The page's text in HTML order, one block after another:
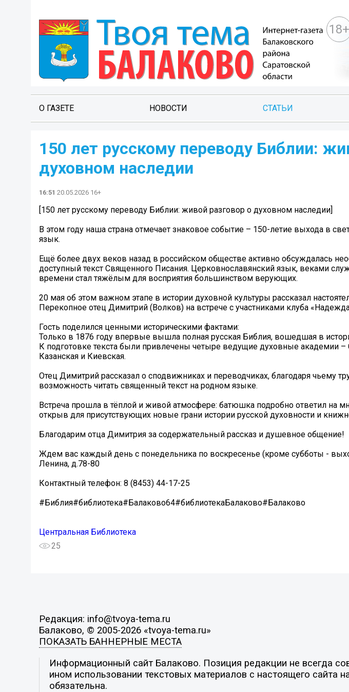
18+
О ГАЗЕТЕ НОВОСТИ СТАТЬИ
150 лет русскому переводу Библии:
духовном наследии
16:51 20.05.2026 16+
[150 лет русскому переводу Библии: живой разговор о духовном наследии]
В этом году наша страна отмечает знаковое событие – 150-летие выхода в
язык.
Ещё более двух веков назад в российском обществе активно обсуждалась
доступный текст Священного Писания. Церковнославянский язык, веками
времени стал тяжёлым для восприятия большинством верующих.
20 мая об этом важном этапе в истории духовной культуры рассказал
Перекопное отец Димитрий (Волков) на встрече с участниками клуба
Гость поделился ценными историческими фактами:
Только в 1876 году впервые вышла полная русская Библия, вошедшая в
К подготовке текста были привлечены четыре ведущие духовные академии –
Казанская и Киевская.
Отец Димитрий рассказал о сподвижниках и переводчиках, благодаря чьему
возможность читать священный текст на родном языке.
Встреча прошла в тёплой и живой атмосфере: батюшка подробно ответил на
открыв для присутствующих новые грани истории русской духовности и
Благодарим отца Димитрия за содержательный рассказ и душевное общение!
Ждем вас каждый день с понедельника по воскресенье (кроме субботы -
Ленина, д.78-80
Контактный телефон: 8 (8453) 44-17-25
#Библия#библиотека#Балаково64#библиотекаБалаково#Балаково
Центральная Библиотека
25
Редакция: info@tvoya-tema.ru
Балаково, © 2005-2026 «tvoya-tema.ru»
ПОКАЗАТЬ БАННЕРНЫЕ МЕСТА
Информационный сайт Балаково. Позиция редакции не всегда
ином использовании текстовых материалов с настоящего сайта
обязательна.